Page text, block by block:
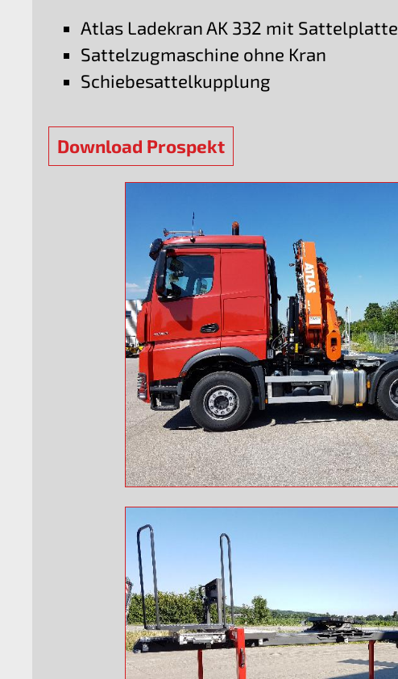
Atlas Ladekran AK 332 mit Sattelplatte
Sattelzugmaschine ohne Kran
Schiebesattelkupplung
Download Prospekt